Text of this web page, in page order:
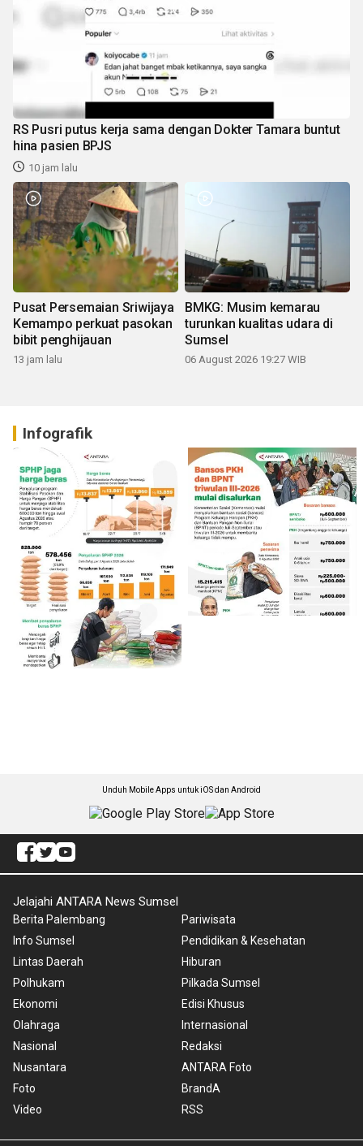
RS Pusri putus kerja sama dengan Dokter Tamara buntut
hina pasien BPJS
10 jam lalu
Pusat Persemaian Sriwijaya
Kemampo perkuat pasokan
bibit penghijauan
13 jam lalu
BMKG: Musim kemarau
turunkan kualitas udara di
Sumsel
06 August 2026 19:27 WIB
Infografik
Unduh Mobile Apps untuk iOS dan Android
Jelajahi ANTARA News Sumsel
Berita Palembang
Info Sumsel
Lintas Daerah
Polhukam
Ekonomi
Olahraga
Nasional
Nusantara
Foto
Video
Pariwisata
Pendidikan & Kesehatan
Hiburan
Pilkada Sumsel
Edisi Khusus
Internasional
Redaksi
ANTARA Foto
BrandA
RSS